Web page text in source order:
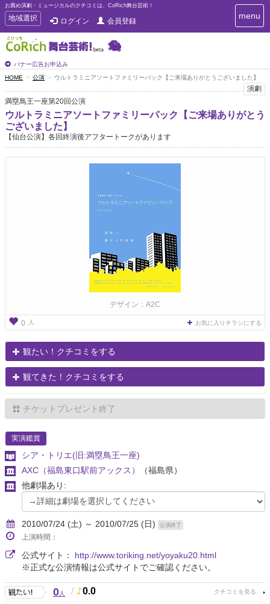
お薦め演劇・ミュージカルのクチコミは、CoRich舞台芸術！
T
o
g
g
e
n
a
v
i
g
a
t
地域選択 ログイン 会員登録
バナー広告お申込み
T
o
e
v
a
t
menu
HOME 公演 ウルトラミニアソートファミリーパック【ご来場ありがとうございました】
演劇
満塁鳥王一座第20回公演
ウルトラミニアソートファミリーパック【ご来場ありがとう
ございました】
【仙台公演】各回終演後アフタートークがあります
デザイン：A2C
0 人 お気に入りチラシにする
観たい！クチコミをする
観てきた！クチコミをする
チケットプレゼント終了
実演鑑賞
シア・トリエ(旧:満塁鳥王一座)
AXC（福島東口駅前アックス）
（福島県）
他劇場あり:
2010/07/24 (土) ～ 2010/07/25 (日) 公演終了
上演時間：
公式サイト： http://www.toriking.net/yoyaku20.html
※正式な公演情報は公式サイトでご確認ください。
0人 / 0.0